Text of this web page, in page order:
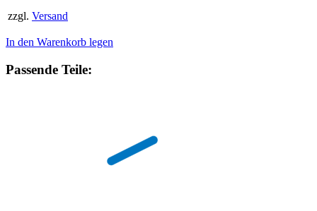
zzgl. Versand
In den Warenkorb legen
Passende Teile: